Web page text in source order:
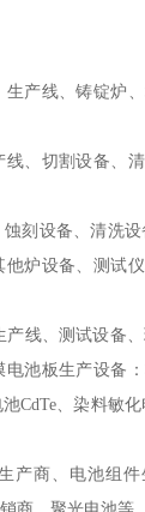
产线、铸锭炉
、切割设备、
刻设备、清洗
炉设备、测试
产线、测试设备
池板生产设备
CdTe、染料敏
产商、电池组